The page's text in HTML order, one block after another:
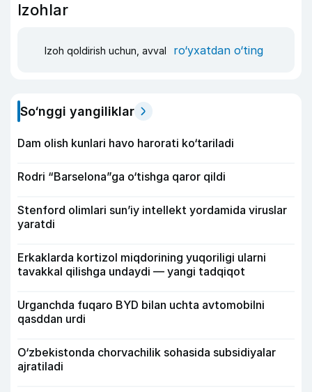
Izohlar
Izoh qoldirish uchun, avval ro‘yxatdan o‘ting
So‘nggi yangiliklar
Dam olish kunlari havo harorati ko‘tariladi
Rodri “Barselona”ga o‘tishga qaror qildi
Stenford olimlari sun’iy intellekt yordamida viruslar
yaratdi
Erkaklarda kortizol miqdorining yuqoriligi ularni
tavakkal qilishga undaydi — yangi tadqiqot
Urganchda fuqaro BYD bilan uchta avtomobilni
qasddan urdi
O‘zbekistonda chorvachilik sohasida subsidiyalar
ajratiladi